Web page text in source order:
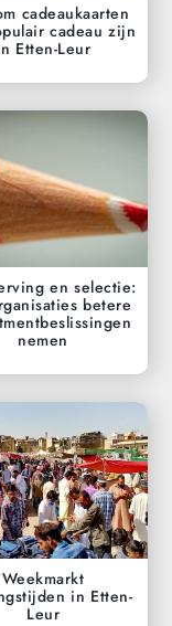
cadeaukaarten
cadeau zijn
Etten-Leur
en selectie:
betere
nemen
Weekmarkt
in Etten-
Leur